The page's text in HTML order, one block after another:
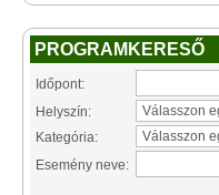
PROGRAMKERESŐ
Időpont:
Helyszín:
Kategória:
Esemény neve: